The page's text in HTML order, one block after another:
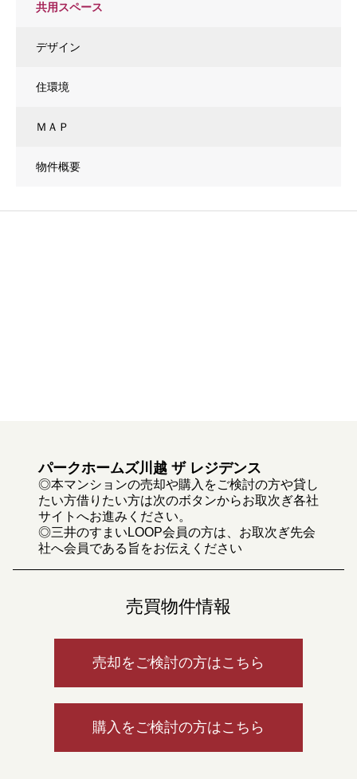
共用スペース
デザイン
住環境
ＭＡＰ
物件概要
パークホームズ川越 ザ レジデンス
◎本マンションの売却や購入をご検討の方や貸し
たい方借りたい方は次のボタンからお取次ぎ各社
サイトへお進みください。
◎三井のすまいLOOP会員の方は、お取次ぎ先会
社へ会員である旨をお伝えください
売買物件情報
売却をご検討の方はこちら
購入をご検討の方はこちら